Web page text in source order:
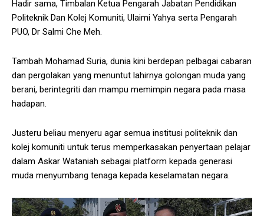
Hadir sama, Timbalan Ketua Pengarah Jabatan Pendidikan
Politeknik Dan Kolej Komuniti, Ulaimi Yahya serta Pengarah
PUO, Dr Salmi Che Meh.
Tambah Mohamad Suria, dunia kini berdepan pelbagai cabaran
dan pergolakan yang menuntut lahirnya golongan muda yang
berani, berintegriti dan mampu memimpin negara pada masa
hadapan.
Justeru beliau menyeru agar semua institusi politeknik dan
kolej komuniti untuk terus memperkasakan penyertaan pelajar
dalam Askar Wataniah sebagai platform kepada generasi
muda menyumbang tenaga kepada keselamatan negara.